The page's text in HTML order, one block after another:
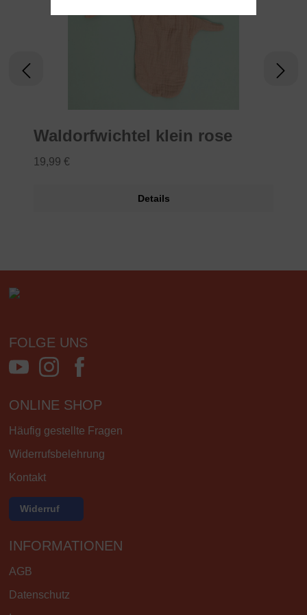
Waldorfwichtel klein rose
19,99 €
Details
FOLGE UNS
ONLINE SHOP
Häufig gestellte Fragen
Widerrufsbelehrung
Kontakt
Widerruf
INFORMATIONEN
AGB
Datenschutz